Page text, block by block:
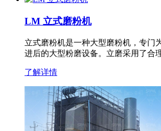
LM 立式磨粉机
立式磨粉机是一种大型磨粉机，专门
进后的大型粉磨设备。立磨采用了合
了解详情